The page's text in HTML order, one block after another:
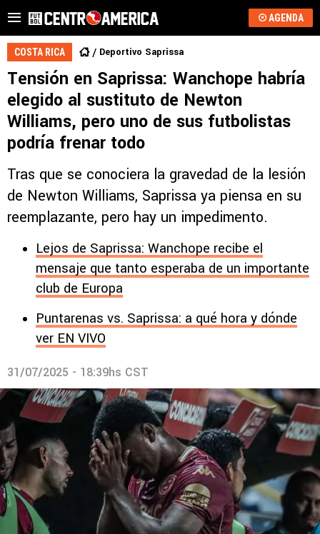
AGENDA
COSTA RICA Deportivo Saprissa
Tensión en Saprissa: Wanchope habría
elegido al sustituto de Newton
Williams, pero uno de sus futbolistas
podría frenar todo
Tras que se conociera la gravedad de la lesión
de Newton Williams, Saprissa ya piensa en su
reemplazante, pero hay un impedimento.
Lejos de Saprissa: Wanchope recibe el
mensaje que tanto esperaba de un importante
club de Europa
Puntarenas vs. Saprissa: a qué hora y dónde
ver EN VIVO
31/07/2025 - 18:39hs CST